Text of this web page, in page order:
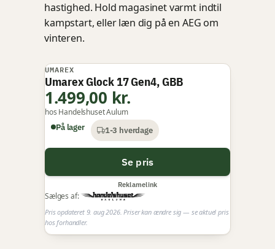
hastighed. Hold magasinet varmt indtil
kampstart, eller læn dig på en AEG om
vinteren.
BEDSTE TIL PRISEN
UMAREX
Umarex Glock 17 Gen4, GBB
1.499,00 kr.
hos Handelshuset Aulum
På lager
1-3 hverdage
Se pris
Reklamelink
Sælges af:
Pris opdateret 9. aug 2026. Priser kan ændre sig — se aktuel pris
hos forhandler.